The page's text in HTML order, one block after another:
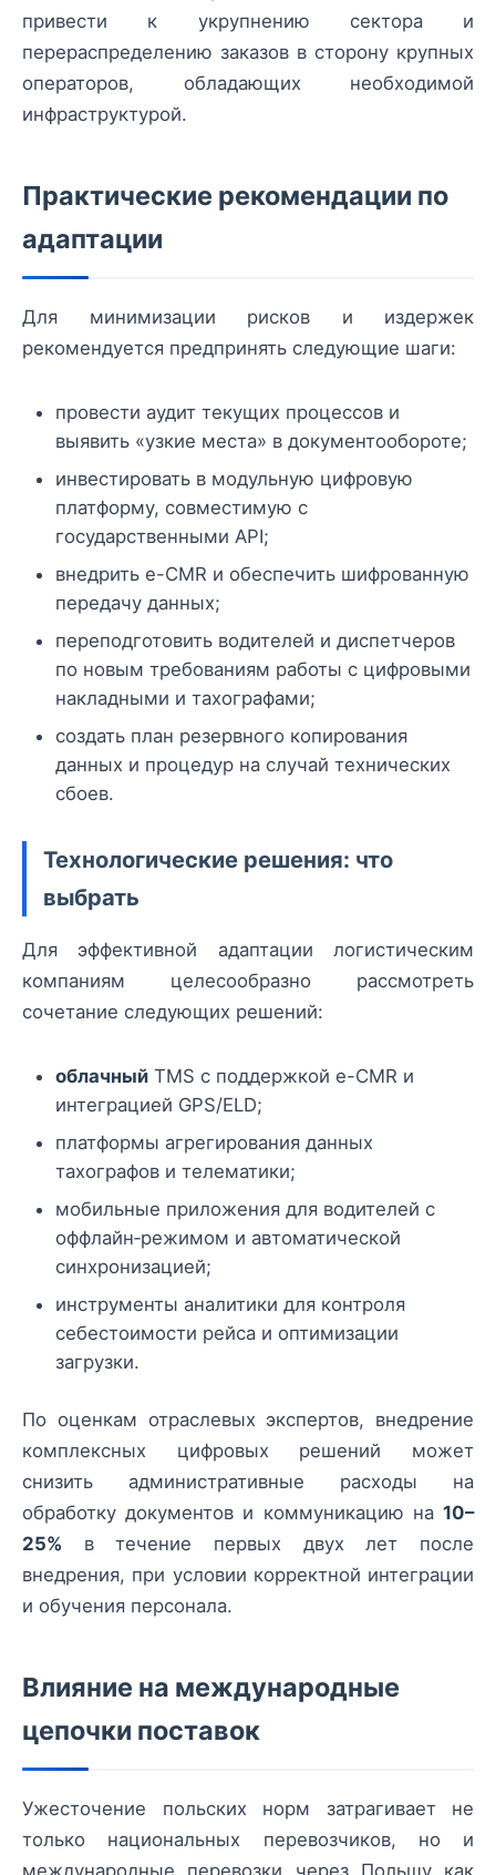
привести к укрупнению сектора и
перераспределению заказов в сторону крупных
операторов, обладающих необходимой
инфраструктурой.
Практические рекомендации по
адаптации
Для минимизации рисков и издержек
рекомендуется предпринять следующие шаги:
провести аудит текущих процессов и
выявить «узкие места» в документообороте;
инвестировать в модульную цифровую
платформу, совместимую с
государственными API;
внедрить e-CMR и обеспечить шифрованную
передачу данных;
переподготовить водителей и диспетчеров
по новым требованиям работы с цифровыми
накладными и тахографами;
создать план резервного копирования
данных и процедур на случай технических
сбоев.
Технологические решения: что
выбрать
Для эффективной адаптации логистическим
компаниям целесообразно рассмотреть
сочетание следующих решений:
облачный TMS с поддержкой e-CMR и
интеграцией GPS/ELD;
платформы агрегирования данных
тахографов и телематики;
мобильные приложения для водителей с
оффлайн‑режимом и автоматической
синхронизацией;
инструменты аналитики для контроля
себестоимости рейса и оптимизации
загрузки.
По оценкам отраслевых экспертов, внедрение
комплексных цифровых решений может
снизить административные расходы на
обработку документов и коммуникацию на 10–
25% в течение первых двух лет после
внедрения, при условии корректной интеграции
и обучения персонала.
Влияние на международные
цепочки поставок
Ужесточение польских норм затрагивает не
только национальных перевозчиков, но и
международные перевозки через Польшу как